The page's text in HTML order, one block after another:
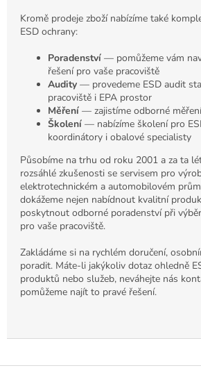
Kromě prodeje zboží nabízíme také
ESD ochrany:
Poradenství — pomůžeme vám
řešení pro vaše pracoviště
Audity — provedeme ESD audit
pracoviště i EPA prostor
Měření — zajistíme odborné
Školení — nabízíme školení pro
koordinátory i obalové specialisty
Působíme na trhu od roku 2001 a za ta
rozsáhlé zkušenosti se servisem pro
elektrotechnickém a automobilovém
dokážeme nejen nabídnout kvalitní
poskytnout odborné poradenství při
pro vaše pracoviště.
Zakládáme si na rychlém doručení,
poradit. Máte-li jakýkoliv dotaz ohledně
produktů nebo služeb, neváhejte nás
pomůžeme najít to pravé řešení.
Z